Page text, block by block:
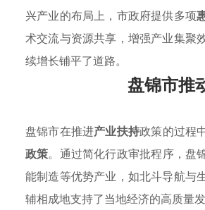
兴产业的布局上，市政府提供多项
术交流与资源共享，增强产业集聚
续增长铺平了道路。
盘锦市推
盘锦市在推进产业扶持政策的过程
政策。通过简化行政审批程序，盘
能制造等优势产业，如北斗导航与
辅相成地支持了当地经济的高质量